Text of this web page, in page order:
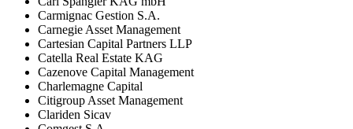
Carmignac Gestion S.A.
Carnegie Asset Management
Cartesian Capital Partners LLP
Catella Real Estate KAG
Cazenove Capital Management
Charlemagne Capital
Citigroup Asset Management
Clariden Sicav